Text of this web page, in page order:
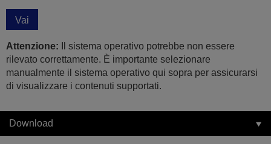
Vai
Attenzione: Il sistema operativo potrebbe non essere
rilevato correttamente. È importante selezionare
manualmente il sistema operativo qui sopra per assicurarsi
di visualizzare i contenuti supportati.
Download